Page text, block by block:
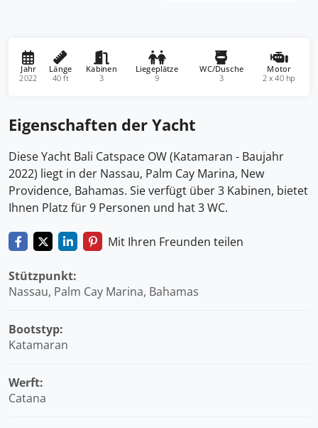
Jahr
2022
Länge
40 ft
Kabinen
3
Liegeplätze
9
WC/Dusche
3
Motor
2 x 40 hp
Eigenschaften der Yacht
Diese Yacht Bali Catspace OW (Katamaran - Baujahr
2022) liegt in der Nassau, Palm Cay Marina, New
Providence, Bahamas. Sie verfügt über 3 Kabinen, bietet
Ihnen Platz für 9 Personen und hat 3 WC.
Mit Ihren Freunden teilen
Stützpunkt:
Nassau, Palm Cay Marina, Bahamas
Bootstyp:
Katamaran
Werft:
Catana